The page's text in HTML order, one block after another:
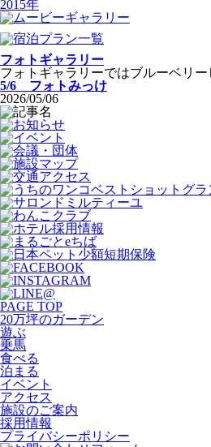
2015年
フォトギャラリー
フォトギャラリーではブルーベリ
5/6 フォトみっけ
2026/05/06
PAGE TOP
20万坪のガーデン
遊ぶ
乗馬
食べる
泊まる
イベント
アクセス
施設のご案内
採用情報
プライバシーポリシー